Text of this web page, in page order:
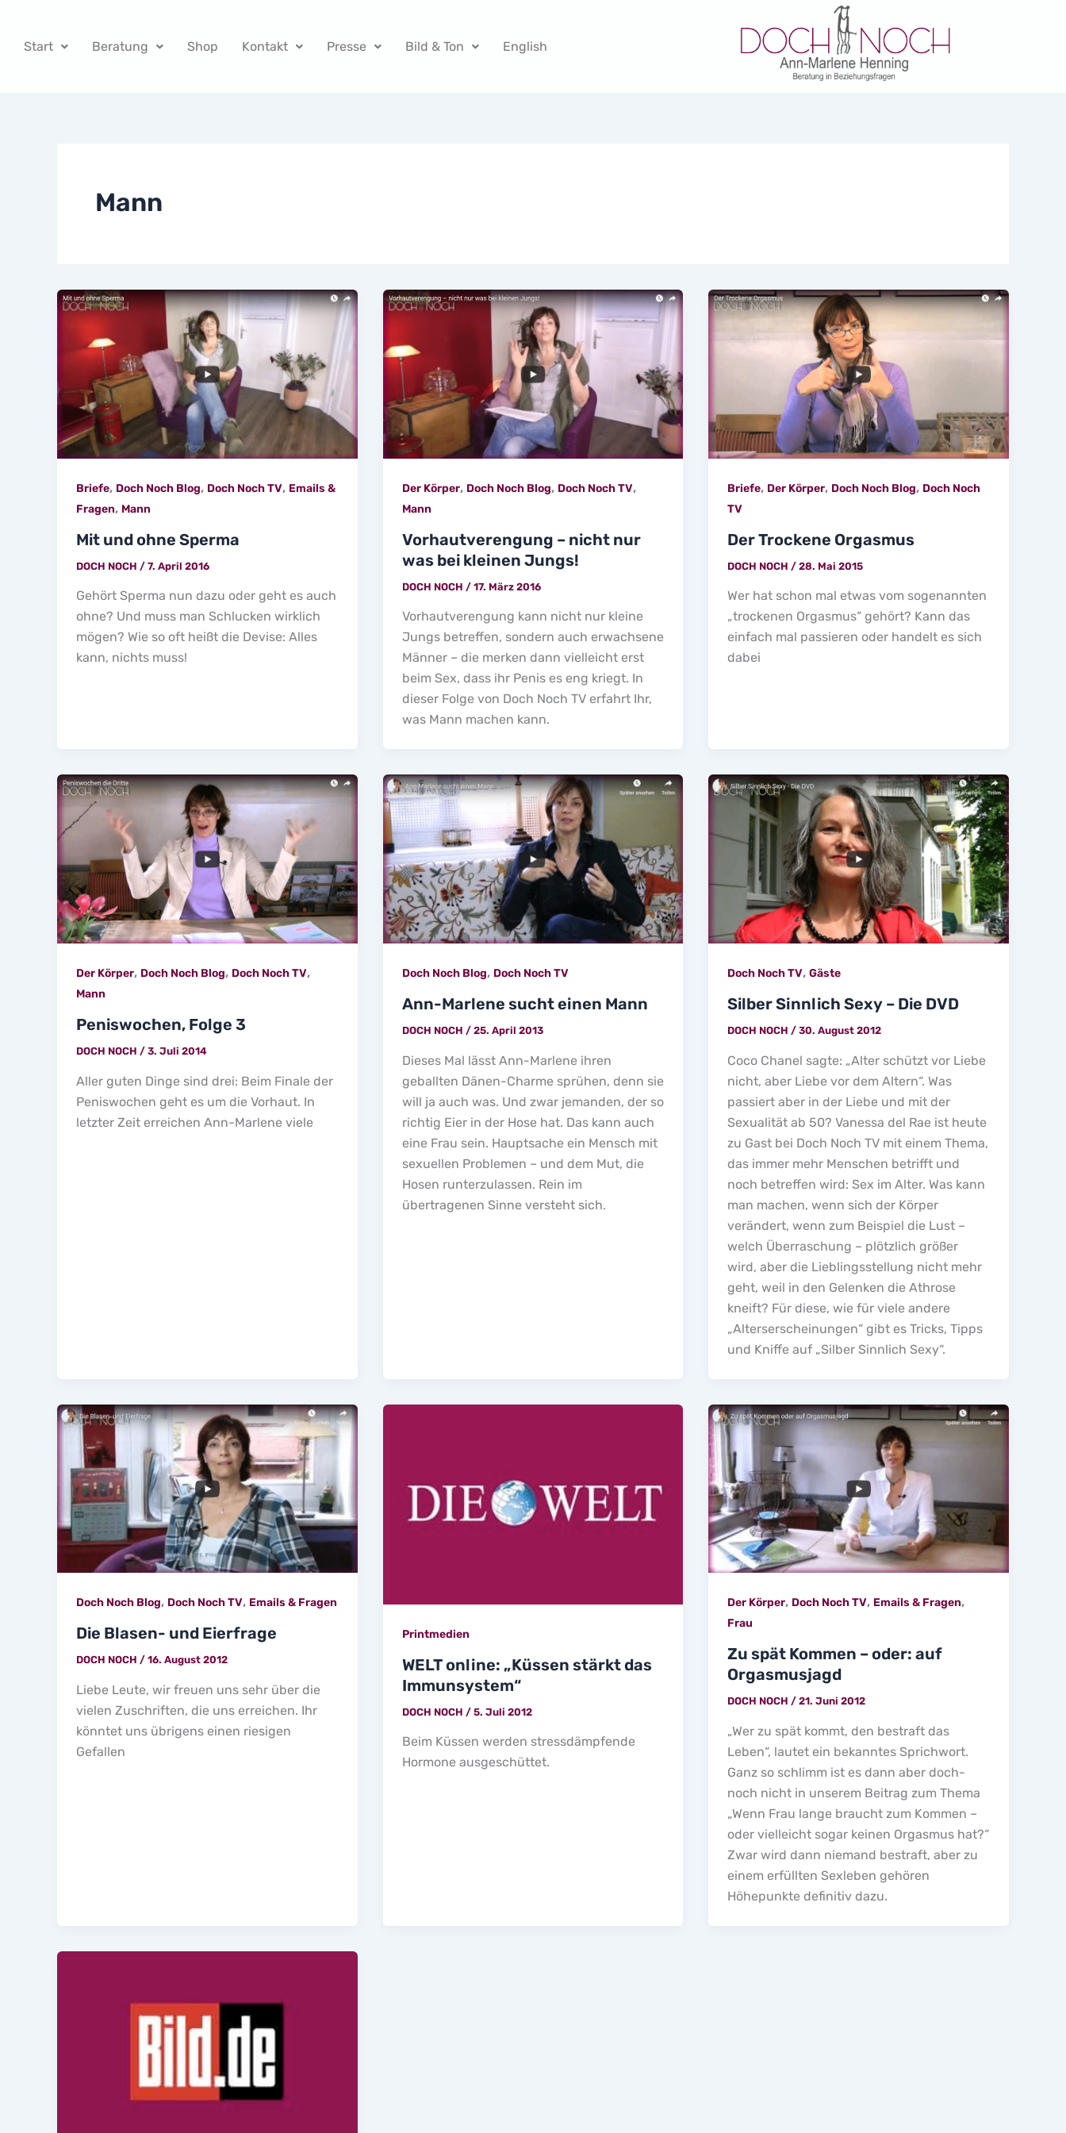
springen
Start Beratung Shop Kontakt Presse Bild & Ton English
Mann
Briefe, Doch Noch Blog, Doch Noch TV, Emails &
Fragen, Mann
Mit und ohne Sperma
DOCH NOCH / 7. April 2016
Gehört Sperma nun dazu oder geht es auch
ohne? Und muss man Schlucken wirklich
mögen? Wie so oft heißt die Devise: Alles
kann, nichts muss!
Der Körper, Doch Noch Blog, Doch Noch TV,
Mann
Vorhautverengung – nicht nur
was bei kleinen Jungs!
DOCH NOCH / 17. März 2016
Vorhautverengung kann nicht nur kleine
Jungs betreffen, sondern auch erwachsene
Männer – die merken dann vielleicht erst
beim Sex, dass ihr Penis es eng kriegt. In
dieser Folge von Doch Noch TV erfahrt Ihr,
was Mann machen kann.
Briefe, Der Körper, Doch Noch Blog, Doch Noch
TV
Der Trockene Orgasmus
DOCH NOCH /28. Mai 2015
Wer hat schon mal etwas vom sogenannten
„trockenen Orgasmus“ gehört? Kann das
einfach mal passieren oder handelt es sich
dabei
Der Körper, Doch Noch Blog, Doch Noch TV,
Mann
Peniswochen, Folge 3
DOCH NOCH / 3. Juli 2014
Aller guten Dinge sind drei: Beim Finale der
Peniswochen geht es um die Vorhaut. In
letzter Zeit erreichen Ann-Marlene viele
Doch Noch Blog, Doch Noch TV
Ann-Marlene sucht einen Mann
DOCH NOCH / 25. April 2013
Dieses Mal lässt Ann-Marlene ihren
geballten Dänen-Charme sprühen, denn sie
will ja auch was. Und zwar jemanden, der so
richtig Eier in der Hose hat. Das kann auch
eine Frau sein. Hauptsache ein Mensch mit
sexuellen Problemen – und dem Mut, die
Hosen runterzulassen. Rein im
übertragenen Sinne versteht sich.
Doch Noch TV,Gäste
Silber Sinnlich Sexy – Die DVD
DOCH NOCH /30. August 2012
Coco Chanel sagte: „Alter schützt vor Liebe
nicht, aber Liebe vor dem Altern“. Was
passiert aber in der Liebe und mit der
Sexualität ab 50? Vanessa del Rae ist heute
zu Gast bei Doch Noch TV mit einem Thema,
das immer mehr Menschen betrifft und
noch betreffen wird: Sex im Alter. Was kann
man machen, wenn sich der Körper
verändert, wenn zum Beispiel die Lust –
welch Überraschung – plötzlich größer
wird, aber die Lieblingsstellung nicht mehr
geht, weil in den Gelenken die Athrose
kneift? Für diese, wie für viele andere
„Alterserscheinungen“ gibt es Tricks, Tipps
und Kniffe auf „Silber Sinnlich Sexy“.
Doch Noch Blog, Doch Noch TV, Emails & Fragen
Die Blasen- und Eierfrage
DOCH NOCH / 16. August 2012
Liebe Leute, wir freuen uns sehr über die
vielen Zuschriften, die uns erreichen. Ihr
könntet uns übrigens einen riesigen
Gefallen
Printmedien
WELT online: „Küssen stärkt das
Immunsystem“
DOCH NOCH / 5. Juli 2012
Beim Küssen werden stressdämpfende
Hormone ausgeschüttet.
Der Körper, Doch Noch TV, Emails & Fragen,
Frau
Zu spät Kommen – oder: auf
Orgasmusjagd
DOCH NOCH/21. Juni 2012
„Wer zu spät kommt, den bestraft das
Leben“, lautet ein bekanntes Sprichwort.
Ganz so schlimm ist es dann aber doch-
noch nicht in unserem Beitrag zum Thema
„Wenn Frau lange braucht zum Kommen –
oder vielleicht sogar keinen Orgasmus hat?“
Zwar wird dann niemand bestraft, aber zu
einem erfüllten Sexleben gehören
Höhepunkte definitiv dazu.